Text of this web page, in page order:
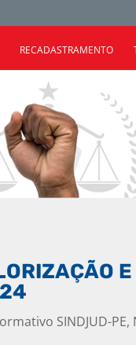
RECADASTRAMENTO
SINDJUD-PE,